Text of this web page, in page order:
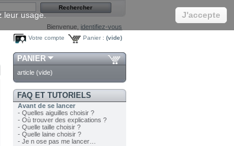
Bienvenue, identifiez-vous
Panier : (vide)
Votre compte
PANIER
article (vide)
FAQ ET TUTORIELS
Avant de se lancer
- Quelles aiguilles choisir ?
- Où trouver des explications ?
- Quelle taille choisir ?
- Quelle laine choisir ?
- Je n ose pas me lancer…
leur usage. J'accepte